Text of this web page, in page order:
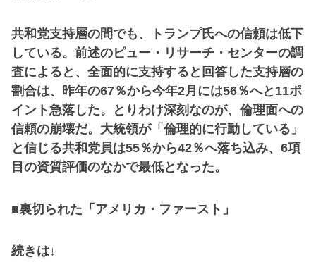
共和党支持層の間でも、トランプ氏への信頼は低下
している。前述のピュー・リサーチ・センターの調
査によると、全面的に支持すると回答した支持層の
割合は、昨年の67％から今年2月には56％へと11ポ
イント急落した。とりわけ深刻なのが、倫理面への
信頼の崩壊だ。大統領が「倫理的に行動している」
と信じる共和党員は55％から42％へ落ち込み、6項
目の資質評価のなかで最低となった。
■裏切られた「アメリカ・ファースト」
続きは↓